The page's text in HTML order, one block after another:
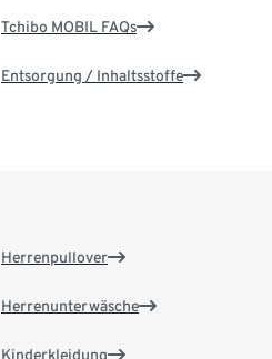
Tchibo MOBIL FAQs
Entsorgung / Inhaltsstoffe
Herrenpullover
Herrenunterwäsche
Kinderkleidung